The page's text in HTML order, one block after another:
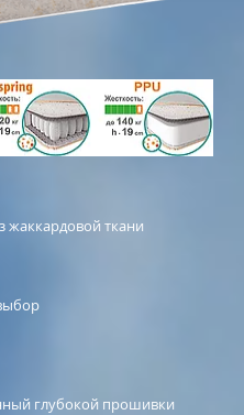
жаккардовой ткани
глубокой прошивки